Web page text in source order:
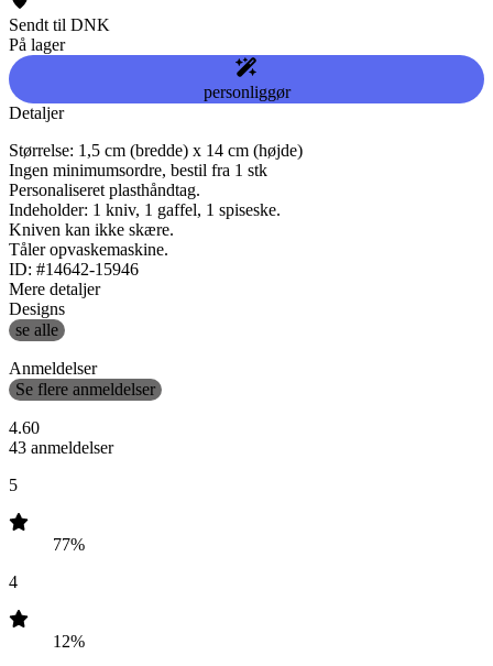
Sendt til DNK
På lager
personliggør
Detaljer
Størrelse: 1,5 cm (bredde) x 14 cm (højde)
Ingen minimumsordre, bestil fra 1 stk
Personaliseret plasthåndtag.
Indeholder: 1 kniv, 1 gaffel, 1 spiseske.
Kniven kan ikke skære.
Tåler opvaskemaskine.
ID: #14642-15946
Mere detaljer
Designs
se alle
Anmeldelser
Se flere anmeldelser
4.60
43 anmeldelser
5
77%
4
12%